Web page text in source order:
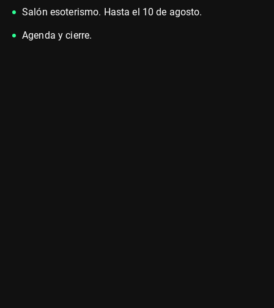
Salón esoterismo. Hasta el 10 de agosto.
Agenda y cierre.